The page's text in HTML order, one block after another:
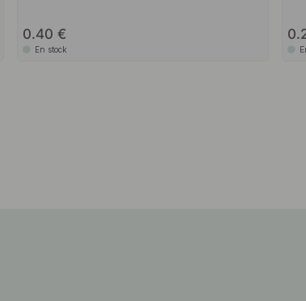
0.40
En stock